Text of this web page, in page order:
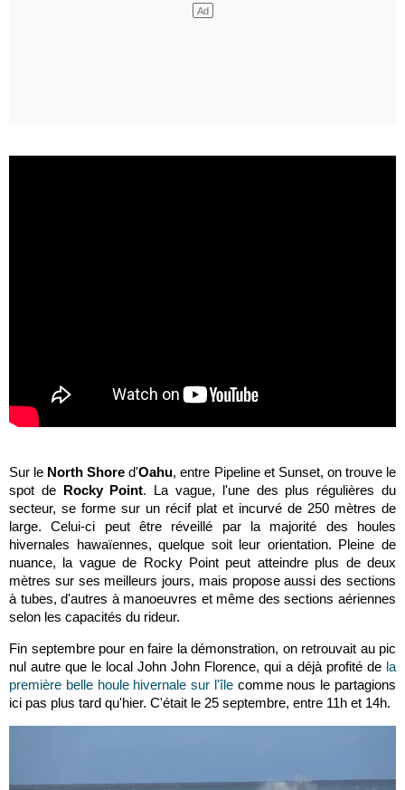
Sur le North Shore d'Oahu, entre Pipeline et Sunset, on trouve le
spot de Rocky Point. La vague, l'une des plus régulières du
secteur, se forme sur un récif plat et incurvé de 250 mètres de
large. Celui-ci peut être réveillé par la majorité des houles
hivernales hawaïennes, quelque soit leur orientation. Pleine de
nuance, la vague de Rocky Point peut atteindre plus de deux
mètres sur ses meilleurs jours, mais propose aussi des sections
à tubes, d'autres à manoeuvres et même des sections aériennes
selon les capacités du rideur.
Fin septembre pour en faire la démonstration, on retrouvait au pic
nul autre que le local John John Florence, qui a déjà profité de la
première belle houle hivernale sur l'îlecomme nous le partagions
ici pas plus tard qu'hier. C'était le 25 septembre, entre 11h et 14h.